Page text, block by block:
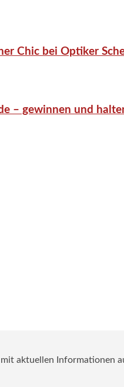
Chic bei Optiker
– gewinnen und
aktuellen Informationen